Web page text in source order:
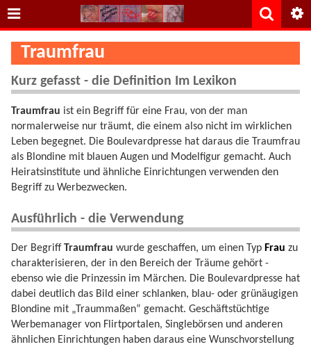
Traumfrau
Kurz gefasst - die Definition Im Lexikon
Traumfrau ist ein Begriff für eine Frau, von der man
normalerweise nur träumt, die einem also nicht im wirklichen
Leben begegnet. Die Boulevardpresse hat daraus die Traumfrau
als Blondine mit blauen Augen und Modelfigur gemacht. Auch
Heiratsinstitute und ähnliche Einrichtungen verwenden den
Begriff zu Werbezwecken.
Ausführlich - die Verwendung
Der BegriffTraumfrau wurde geschaffen, um einen Typ Frau zu
charakterisieren, der in den Bereich der Träume gehört -
ebenso wie die Prinzessin im Märchen. Die Boulevardpresse hat
dabei deutlich das Bild einer schlanken, blau- oder grünäugigen
Blondine mit „Traummaßen“ gemacht. Geschäftstüchtige
Werbemanager von Flirtportalen, Singlebörsen und anderen
ähnlichen Einrichtungen haben daraus eine Wunschvorstellung